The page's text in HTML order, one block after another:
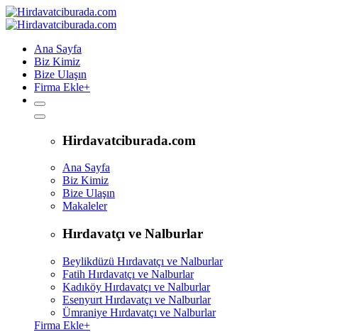
Ana Sayfa
Biz Kimiz
Bize Ulaşın
Firma Ekle+
Hirdavatciburada.com
Ana Sayfa
Biz Kimiz
Bize Ulaşın
Makaleler
Hırdavatçı ve Nalburlar
Beylikdüzü Hırdavatçı ve Nalburlar
Fatih Hırdavatçı ve Nalburlar
Kadıköy Hırdavatçı ve Nalburlar
Esenyurt Hırdavatçı ve Nalburlar
Ümraniye Hırdavatçı ve Nalburlar
Firma Ekle+